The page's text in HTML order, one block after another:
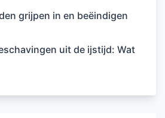
grijpen in en beëindigen
uit de ijstijd: Wat